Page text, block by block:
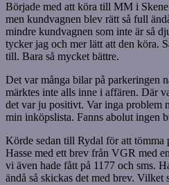
Började med att köra till MM i
men kundvagnen blev rätt så full
mindre kundvagnen som inte är så
tycker jag och mer lätt att den köra.
till. Bara så mycket bättre.
Det var många bilar på parkeringen
märktes inte alls inne i affären. Där
det var ju positivt. Var inga problem
min inköpslista. Fanns abolut ingen
Körde sedan till Rydal för att tömma
Hasse med ett brev från VGR med
vi även hade fått på 1177 och sms.
ändå så skickas det med brev. Vilket